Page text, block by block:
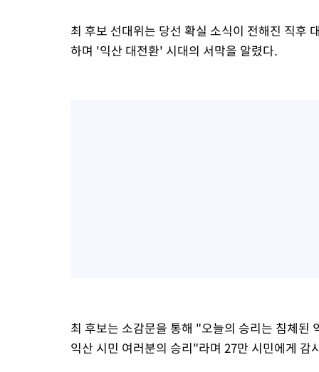
최 후보 선대위는 당선 확실 소식이 전해진 직후
하며 '익산 대전환' 시대의 서막을 알렸다.
최 후보는 소감문을 통해 "오늘의 승리는 침체된
익산 시민 여러분의 승리"라며 27만 시민에게 감